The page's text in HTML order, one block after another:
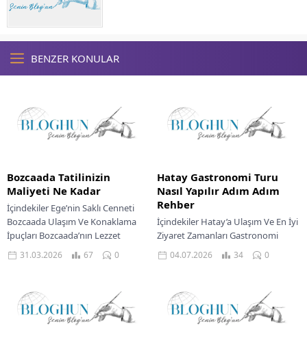
BENZER KONULAR
Bozcaada Tatilinizin
Maliyeti Ne Kadar
İçindekiler Ege’nin Saklı Cenneti
Bozcaada Ulaşım Ve Konaklama
İpuçları Bozcaada’nın Lezzet
Durakları Konaklama Deneyiminizi
Seçin Adanın Ulaşım Rehberi
31.03.2026 67 0
Hatay Gastronomi Turu
Nasıl Yapılır Adım Adım
Rehber
İçindekiler Hatay’a Ulaşım Ve En İyi
Ziyaret Zamanları Gastronomi
Başkenti Hatay’ın Coğrafi Konumu
Hatay Lezzetlerinin Kalbine
Denemeniz...
04.07.2026 34 0